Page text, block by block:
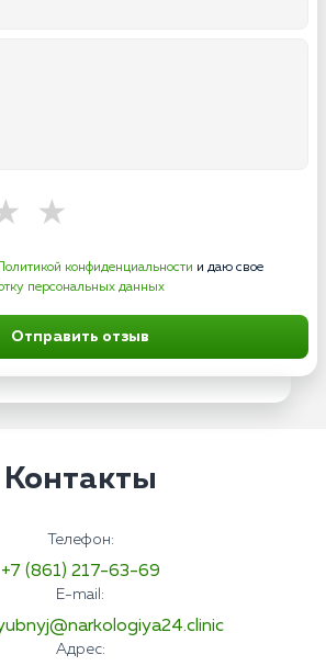
Политикой конфиденциальности и даю свое
персональных данных
Отправить отзыв
Контакты
Телефон:
+7 (861) 217-63-69
E-mail:
Адрес: